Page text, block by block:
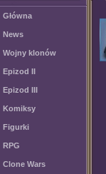
Główna
News
Wojny klonów
Epizod II
Epizod III
Komiksy
Figurki
RPG
Clone Wars